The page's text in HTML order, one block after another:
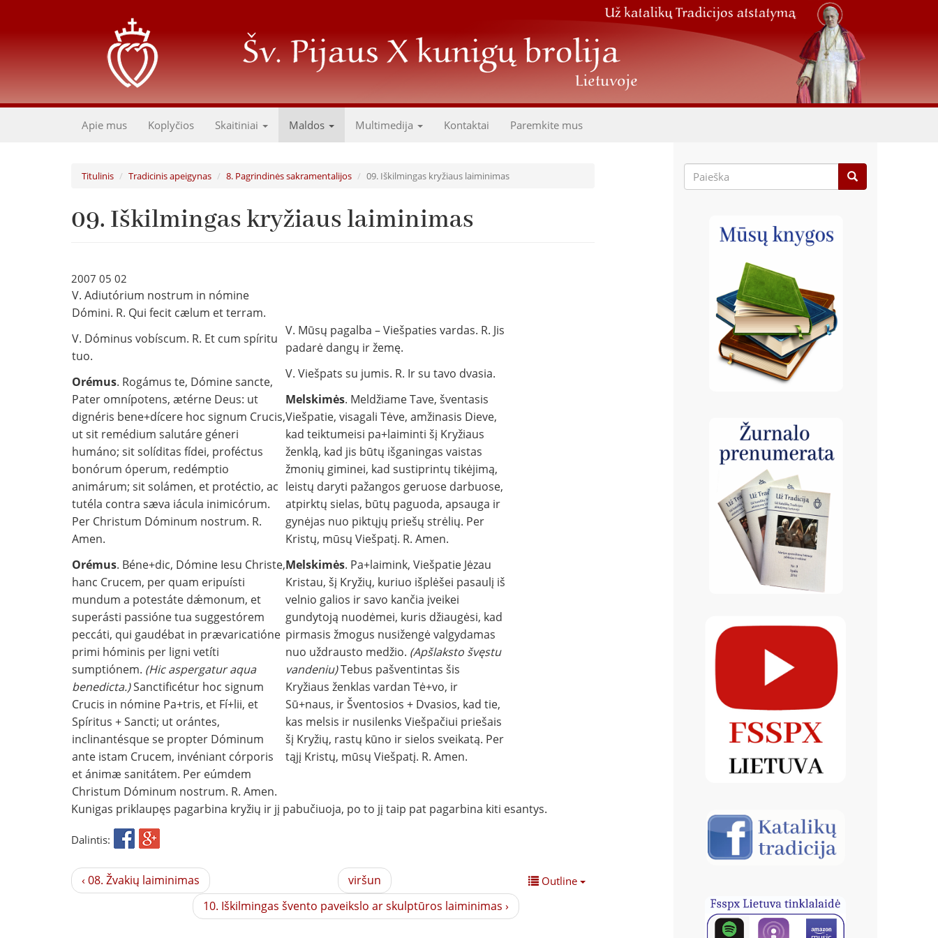
Apie mus Koplyčios Skaitiniai Maldos Multimedija Kontaktai Paremkite mus
Titulinis Tradicinis apeigynas 8. Pagrindinės sakramentalijos 09. Iškilmingas kryžiaus laiminimas
09. Iškilmingas kryžiaus laiminimas
2007 05 02
V. Adiutórium nostrum in nómine
Dómini. R. Qui fecit cælum et terram.
V. Dóminus vobíscum. R. Et cum spíritu
tuo.
Orémus. Rogámus te, Dómine sancte,
Pater omnípotens, ætérne Deus: ut
dignéris bene+dícere hoc signum Crucis,
ut sit remédium salutáre géneri
humáno; sit solíditas fídei, proféctus
bonórum óperum, redémptio
animárum; sit solámen, et protéctio, ac
tutéla contra sæva iácula inimicórum.
Per Christum Dóminum nostrum. R.
Amen.
Orémus. Béne+dic, Dómine Iesu Christe,
hanc Crucem, per quam eripuísti
mundum a potestáte dǽmonum, et
superásti passióne tua suggestórem
peccáti, qui gaudébat in prævaricatióne
primi hóminis per ligni vetíti
sumptiónem. (Hic aspergatur aqua
benedicta.)Sanctificétur hoc signum
Crucis in nómine Pa+tris, et Fí+lii, et
Spíritus + Sancti; ut orántes,
inclinantésque se propter Dóminum
ante istam Crucem, invéniant córporis
et ánimæ sanitátem. Per eúmdem
Christum Dóminum nostrum. R. Amen.
V. Mūsų pagalba – Viešpaties vardas. R. Jis
padarė dangų ir žemę.
V. Viešpats su jumis. R. Ir su tavo dvasia.
Melskimės. Meldžiame Tave, šventasis
Viešpatie, visagali Tėve, amžinasis Dieve,
kad teiktumeisi pa+laiminti šį Kryžiaus
ženklą, kad jis būtų išganingas vaistas
žmonių giminei, kad sustiprintų tikėjimą,
leistų daryti pažangos geruose darbuose,
atpirktų sielas, būtų paguoda, apsauga ir
gynėjas nuo piktųjų priešų strėlių. Per
Kristų, mūsų Viešpatį. R. Amen.
Melskimės. Pa+laimink, Viešpatie Jėzau
Kristau, šį Kryžių, kuriuo išplėšei pasaulį iš
velnio galios ir savo kančia įveikei
gundytoją nuodėmei, kuris džiaugėsi, kad
pirmasis žmogus nusižengė valgydamas
nuo uždrausto medžio. (Apšlaksto švęstu
vandeniu)Tebus pašventintas šis
Kryžiaus ženklas vardan Tė+vo, ir
Sū+naus, ir Šventosios + Dvasios, kad tie,
kas melsis ir nusilenks Viešpačiui priešais
šį Kryžių, rastų kūno ir sielos sveikatą. Per
tąjį Kristų, mūsų Viešpatį. R. Amen.
Kunigas priklaupęs pagarbina kryžių ir jį pabučiuoja, po to jį taip pat pagarbina kiti esantys.
Dalintis:
Outline
‹ 08. Žvakių laiminimas
viršun
10. Iškilmingas švento paveikslo ar skulptūros laiminimas ›
Paieškos